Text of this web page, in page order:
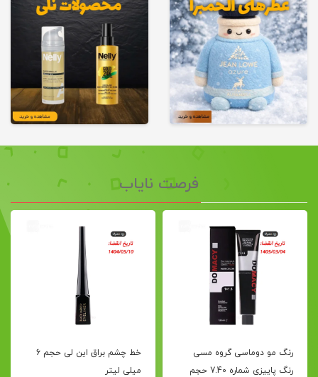
فرصت نایاب
رنگ مو دوماسی گروه مسی
رنگ پاییزی شماره 7.40 حجم
خط چشم براق این لی حجم 6
میلی لیتر